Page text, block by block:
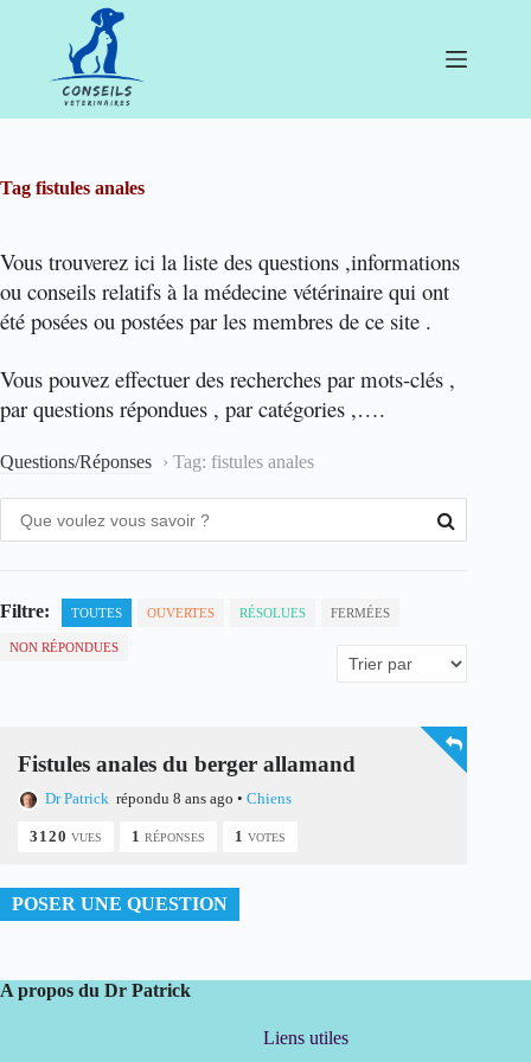
Tag fistules anales
Vous trouverez ici la liste des questions ,informations
ou conseils relatifs à la médecine vétérinaire qui ont
été posées ou postées par les membres de ce site .
Vous pouvez effectuer des recherches par mots-clés ,
par questions répondues , par catégories ,….
Questions/Réponses › Tag: fistules anales
Filtre: TOUTES OUVERTES RÉSOLUES FERMÉES
NON RÉPONDUES
Fistules anales du berger allamand
Dr Patrick répondu 8 ans ago • Chiens
3120 VUES 1 RÉPONSES 1 VOTES
POSER UNE QUESTION
A propos du Dr Patrick
Liens utiles